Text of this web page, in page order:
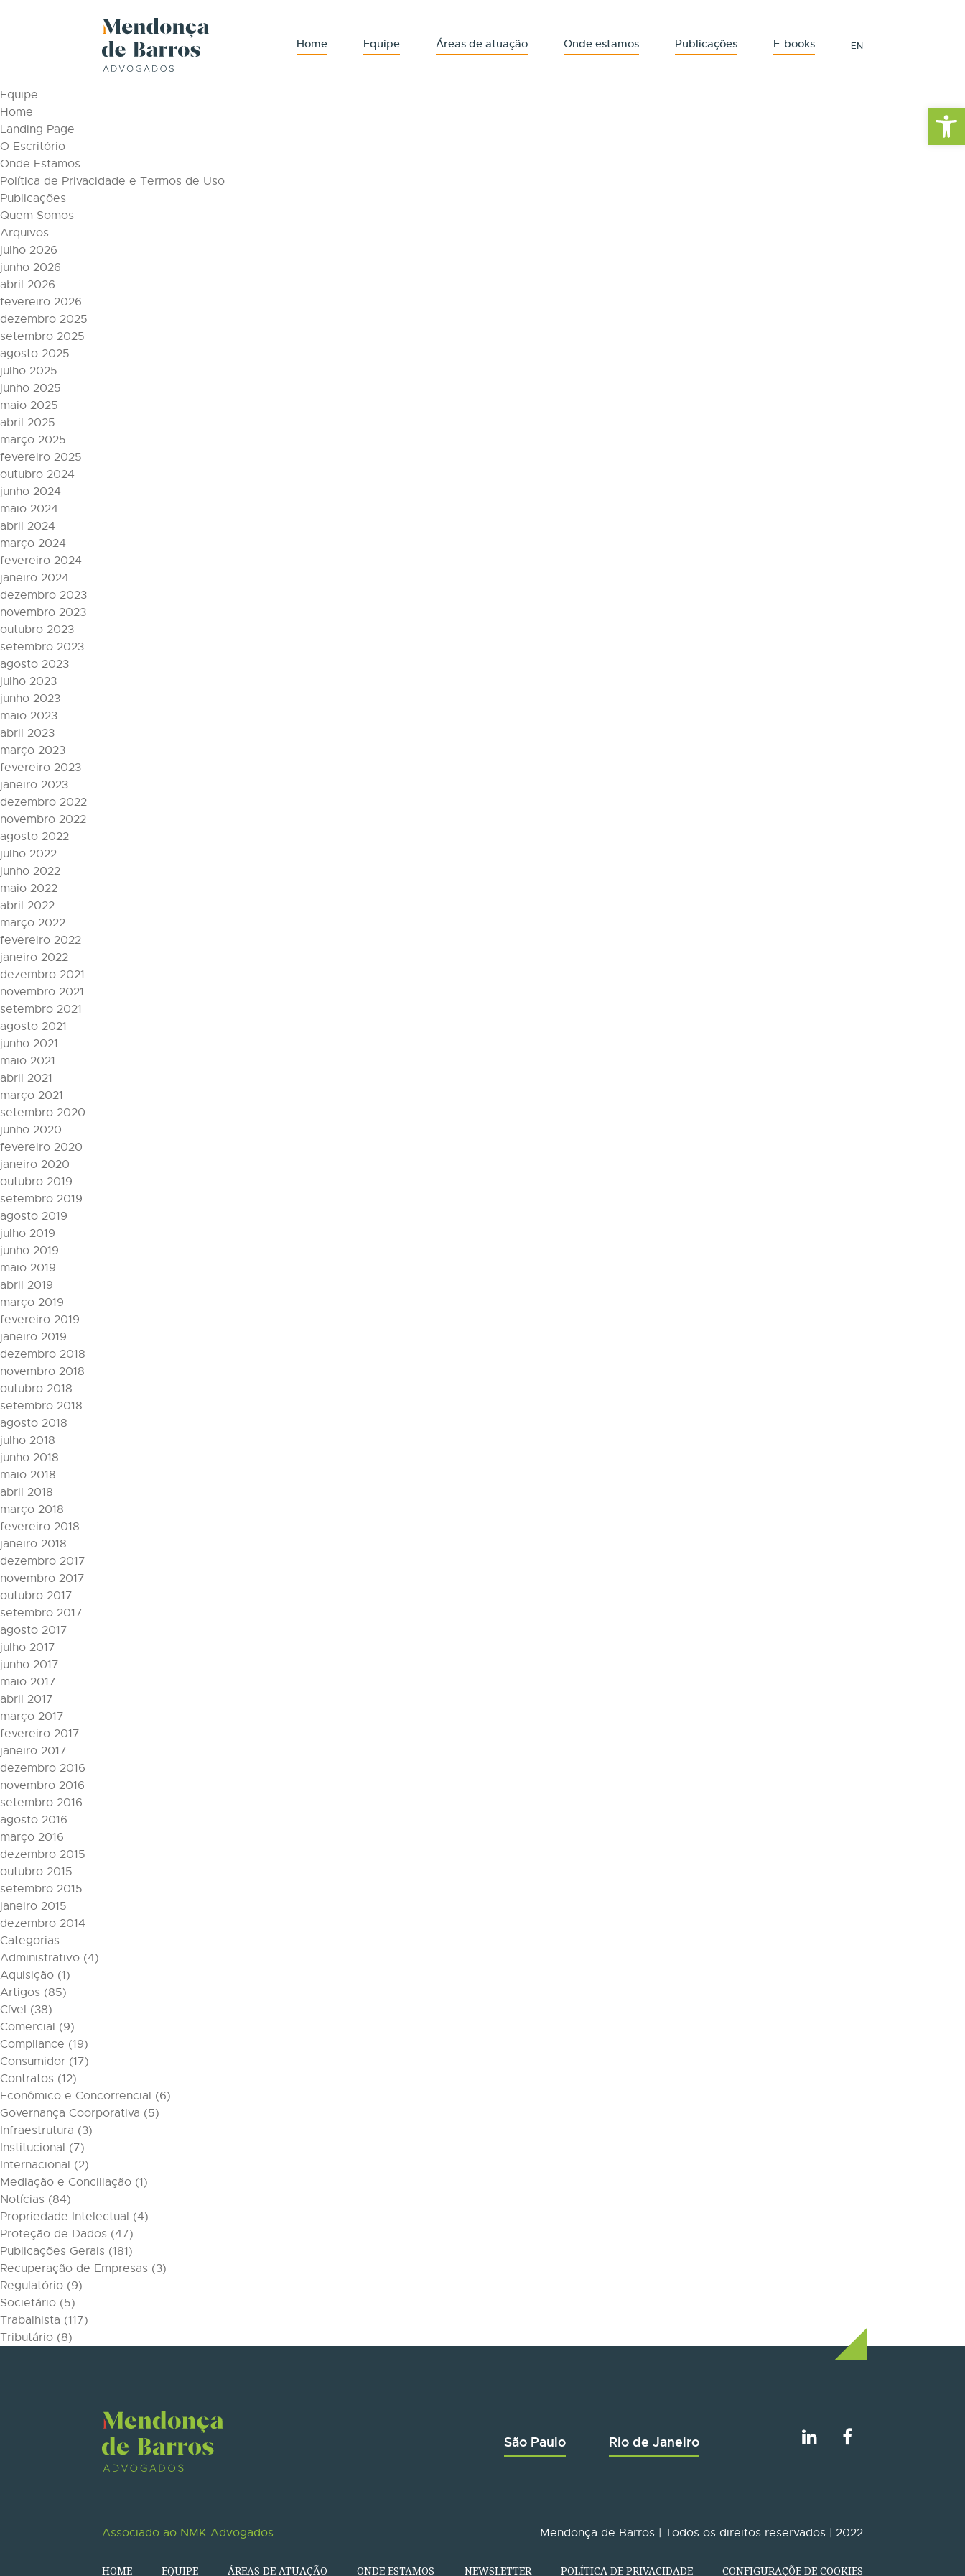
Barra de
Home Equipe Áreas de atuação Onde estamos Publicações E-books EN
Equipe
Home
Landing Page
O Escritório
Onde Estamos
Política de Privacidade e Termos de Uso
Publicações
Quem Somos
Arquivos
julho 2026
junho 2026
abril 2026
fevereiro 2026
dezembro 2025
setembro 2025
agosto 2025
julho 2025
junho 2025
maio 2025
abril 2025
março 2025
fevereiro 2025
outubro 2024
junho 2024
maio 2024
abril 2024
março 2024
fevereiro 2024
janeiro 2024
dezembro 2023
novembro 2023
outubro 2023
setembro 2023
agosto 2023
julho 2023
junho 2023
maio 2023
abril 2023
março 2023
fevereiro 2023
janeiro 2023
dezembro 2022
novembro 2022
agosto 2022
julho 2022
junho 2022
maio 2022
abril 2022
março 2022
fevereiro 2022
janeiro 2022
dezembro 2021
novembro 2021
setembro 2021
agosto 2021
junho 2021
maio 2021
abril 2021
março 2021
setembro 2020
junho 2020
fevereiro 2020
janeiro 2020
outubro 2019
setembro 2019
agosto 2019
julho 2019
junho 2019
maio 2019
abril 2019
março 2019
fevereiro 2019
janeiro 2019
dezembro 2018
novembro 2018
outubro 2018
setembro 2018
agosto 2018
julho 2018
junho 2018
maio 2018
abril 2018
março 2018
fevereiro 2018
janeiro 2018
dezembro 2017
novembro 2017
outubro 2017
setembro 2017
agosto 2017
julho 2017
junho 2017
maio 2017
abril 2017
março 2017
fevereiro 2017
janeiro 2017
dezembro 2016
novembro 2016
setembro 2016
agosto 2016
março 2016
dezembro 2015
outubro 2015
setembro 2015
janeiro 2015
dezembro 2014
Categorias
Administrativo (4)
Aquisição (1)
Artigos (85)
Cível (38)
Comercial (9)
Compliance (19)
Consumidor (17)
Contratos (12)
Econômico e Concorrencial (6)
Governança Coorporativa (5)
Infraestrutura (3)
Institucional (7)
Internacional (2)
Mediação e Conciliação (1)
Notícias (84)
Propriedade Intelectual (4)
Proteção de Dados (47)
Publicações Gerais (181)
Recuperação de Empresas (3)
Regulatório (9)
Societário (5)
Trabalhista (117)
Tributário (8)
São Paulo Rio de Janeiro
Associado ao NMK Advogados Mendonça de Barros | Todos os direitos reservados | 2022
HOME EQUIPE ÁREAS DE ATUAÇÃO ONDE ESTAMOS NEWSLETTER POLÍTICA DE PRIVACIDADE CONFIGURAÇÕE DE COOKIES